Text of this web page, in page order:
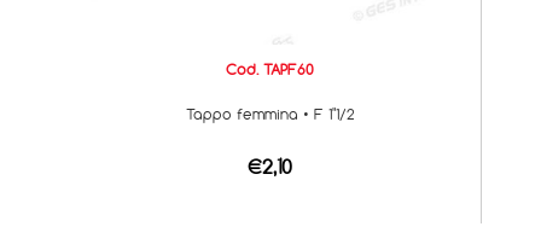
Cod. TAPF60
Tappo femmina • F 1"1/2
€2,10